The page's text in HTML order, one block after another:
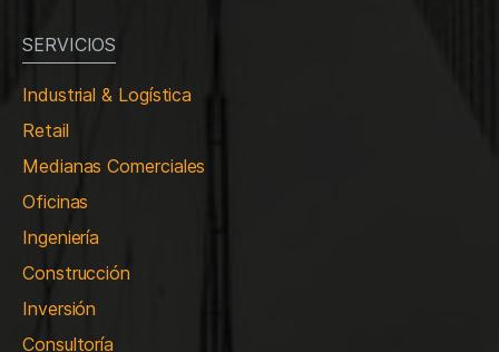
SERVICIOS
Industrial & Logística
Retail
Medianas Comerciales
Oficinas
Ingeniería
Construcción
Inversión
Consultoría